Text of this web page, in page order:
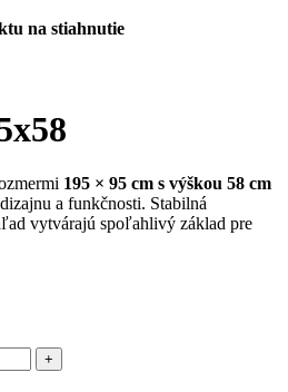
na stiahnutie
195 × 95 cm s výškou 58 cm
a funkčnosti. Stabilná
vytvárajú spoľahlivý základ pre